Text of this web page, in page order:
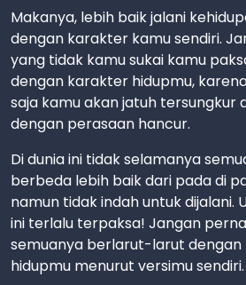
Makanya, lebih baik jalani
dengan karakter kamu sendiri.
yang tidak kamu sukai kamu
dengan karakter hidupmu,
saja kamu akan jatuh tersungkur
dengan perasaan hancur.
Di dunia ini tidak selamanya
berbeda lebih baik dari pada di
namun tidak indah untuk dijalani.
ini terlalu terpaksa! Jangan
semuanya berlarut-larut dengan
hidupmu menurut versimu sendiri.